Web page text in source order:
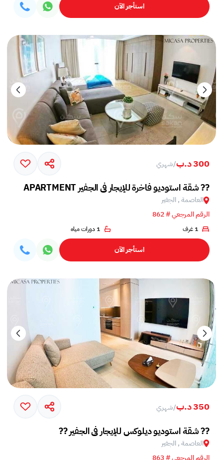
استأجر الآن
300 د.ب /شهري
APARTMENT شقة استوديو فاخرة للإيجار في الجفير ??
العاصمة , الجفير
الرقم المرجعي # 862
1 غرف 1 دورات مياه
استأجر الآن
350 د.ب /شهري
?? شقة استوديو ديلوكس للإيجار في الجفير ??
العاصمة , الجفير
الرقم المرجعي # 863